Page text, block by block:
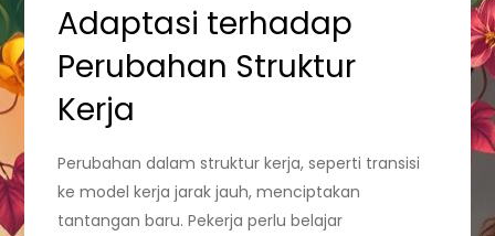
Adaptasi terhadap
Perubahan Struktur
Kerja
Perubahan dalam struktur kerja, seperti transisi
ke model kerja jarak jauh, menciptakan
tantangan baru. Pekerja perlu belajar